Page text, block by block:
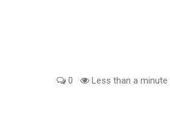
0 Less than a minute